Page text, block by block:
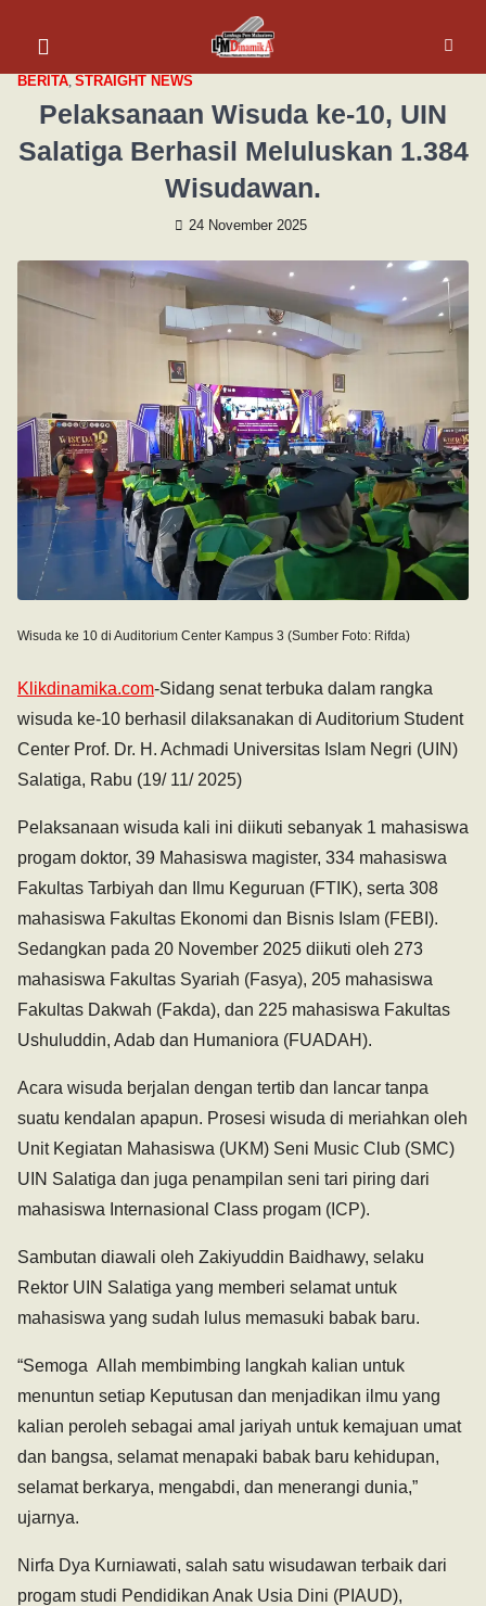
BERITA, STRAIGHT NEWS
Pelaksanaan Wisuda ke-10, UIN
Salatiga Berhasil Meluluskan 1.384
Wisudawan.
24 November 2025
Wisuda ke 10 di Auditorium Center Kampus 3 (Sumber Foto: Rifda)
Klikdinamika.com-Sidang senat terbuka dalam rangka
wisuda ke-10 berhasil dilaksanakan di Auditorium Student
Center Prof. Dr. H. Achmadi Universitas Islam Negri (UIN)
Salatiga, Rabu (19/ 11/ 2025)
Pelaksanaan wisuda kali ini diikuti sebanyak 1 mahasiswa
progam doktor, 39 Mahasiswa magister, 334 mahasiswa
Fakultas Tarbiyah dan Ilmu Keguruan (FTIK), serta 308
mahasiswa Fakultas Ekonomi dan Bisnis Islam (FEBI).
Sedangkan pada 20 November 2025 diikuti oleh 273
mahasiswa Fakultas Syariah (Fasya), 205 mahasiswa
Fakultas Dakwah (Fakda), dan 225 mahasiswa Fakultas
Ushuluddin, Adab dan Humaniora (FUADAH).
Acara wisuda berjalan dengan tertib dan lancar tanpa
suatu kendalan apapun. Prosesi wisuda di meriahkan oleh
Unit Kegiatan Mahasiswa (UKM) Seni Music Club (SMC)
UIN Salatiga dan juga penampilan seni tari piring dari
mahasiswa Internasional Class progam (ICP).
Sambutan diawali oleh Zakiyuddin Baidhawy, selaku
Rektor UIN Salatiga yang memberi selamat untuk
mahasiswa yang sudah lulus memasuki babak baru.
“Semoga Allah membimbing langkah kalian untuk
menuntun setiap Keputusan dan menjadikan ilmu yang
kalian peroleh sebagai amal jariyah untuk kemajuan umat
dan bangsa, selamat menapaki babak baru kehidupan,
selamat berkarya, mengabdi, dan menerangi dunia,”
ujarnya.
Nirfa Dya Kurniawati, salah satu wisudawan terbaik dari
progam studi Pendidikan Anak Usia Dini (PIAUD),